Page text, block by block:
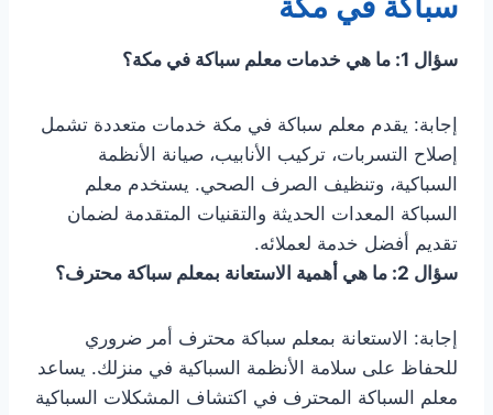
سؤال 1: ما هي خدمات معلم سباكة في مكة؟
إجابة: يقدم معلم سباكة في مكة خدمات متعددة تشمل
إصلاح التسربات، تركيب الأنابيب، صيانة الأنظمة
السباكية، وتنظيف الصرف الصحي. يستخدم معلم
السباكة المعدات الحديثة والتقنيات المتقدمة لضمان
تقديم أفضل خدمة لعملائه.
سؤال 2: ما هي أهمية الاستعانة بمعلم سباكة محترف؟
إجابة: الاستعانة بمعلم سباكة محترف أمر ضروري
للحفاظ على سلامة الأنظمة السباكية في منزلك. يساعد
معلم السباكة المحترف في اكتشاف المشكلات السباكية